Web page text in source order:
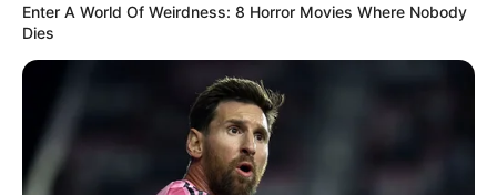
Enter A World Of Weirdness: 8 Horror Movies Where Nobody
Dies